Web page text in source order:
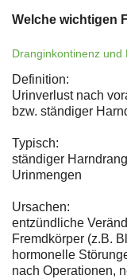
Welche wichtigen
Dranginkontinenz und
Definition:
Urinverlust nach
bzw. ständiger
Typisch:
ständiger
Urinmengen
Ursachen:
entzündliche
Fremdkörper (z.B.
hormonelle
nach Operationen,